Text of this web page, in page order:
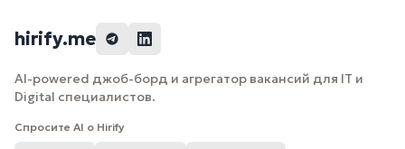
hirify.me
AI-powered джоб-борд и агрегатор вакансий для IT и
Digital специалистов.
Спросите AI о Hirify